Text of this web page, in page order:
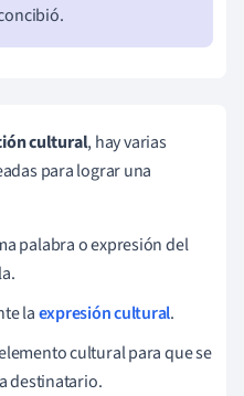
cultural, hay varias
para lograr una
palabra o expresión del
laexpresión cultural.
cultural para que se
destinatario.